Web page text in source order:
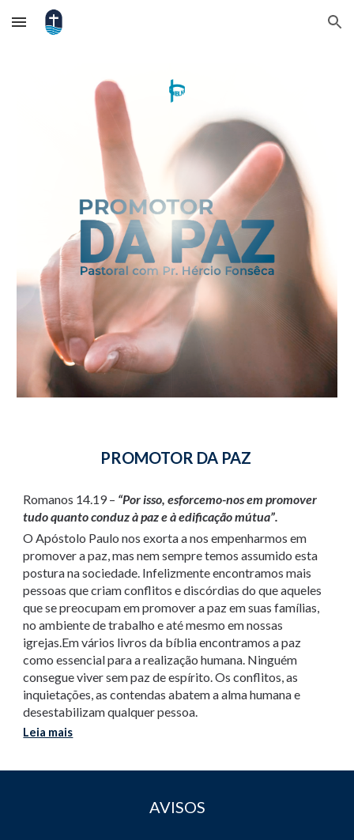
Skip to main content Skip to navigation
PROMOTOR DA PAZ
Romanos 14.19 – “Por isso, esforcemo-nos em promover
tudo quanto conduz à paz e à edificação mútua”.
O Apóstolo Paulo nos exorta a nos empenharmos em
promover a paz, mas nem sempre temos assumido esta
postura na sociedade. Infelizmente encontramos mais
pessoas que criam conflitos e discórdias do que aqueles
que se preocupam em promover a paz em suas famílias,
no ambiente de trabalho e até mesmo em nossas
igrejas.Em vários livros da bíblia encontramos a paz
como essencial para a realização humana. Ninguém
consegue viver sem paz de espírito. Os conflitos, as
inquietações, as contendas abatem a alma humana e
desestabilizam qualquer pessoa.
Leia mais
AVISOS